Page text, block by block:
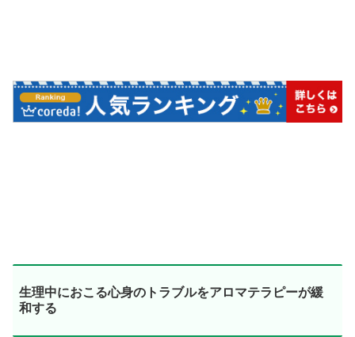
生理中におこる心身のトラブルをアロマテラピーが緩
和する